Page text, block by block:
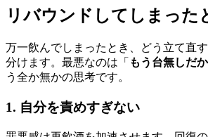
リバウンドしてしまった
万一飲んでしまったとき、どう立て直
分けます。最悪なのは「 もう台無しだ
う全か無かの思考です。
1. 自分を責めすぎない